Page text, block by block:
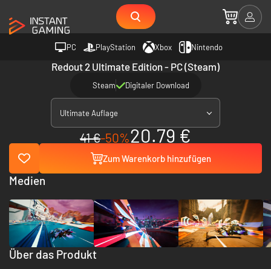
PC PlayStation Xbox Nintendo
Redout 2 Ultimate Edition - PC (Steam)
Steam Digitaler Download
Ultimate Auflage
41 €-50%20.79 €
Zum Warenkorb hinzufügen
Über das Produkt
Medien